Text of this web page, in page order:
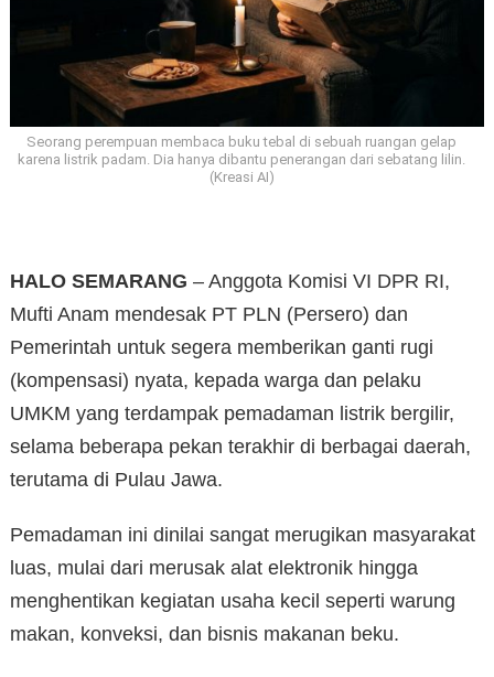
Seorang perempuan membaca buku tebal di sebuah ruangan gelap
karena listrik padam. Dia hanya dibantu penerangan dari sebatang lilin.
(Kreasi AI)
HALO SEMARANG – Anggota Komisi VI DPR RI,
Mufti Anam mendesak PT PLN (Persero) dan
Pemerintah untuk segera memberikan ganti rugi
(kompensasi) nyata, kepada warga dan pelaku
UMKM yang terdampak pemadaman listrik bergilir,
selama beberapa pekan terakhir di berbagai daerah,
terutama di Pulau Jawa.
Pemadaman ini dinilai sangat merugikan masyarakat
luas, mulai dari merusak alat elektronik hingga
menghentikan kegiatan usaha kecil seperti warung
makan, konveksi, dan bisnis makanan beku.